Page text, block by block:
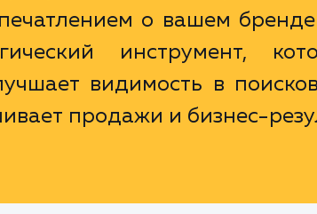
о вашем
инструмент,
видимость в
продажи и бизнес-